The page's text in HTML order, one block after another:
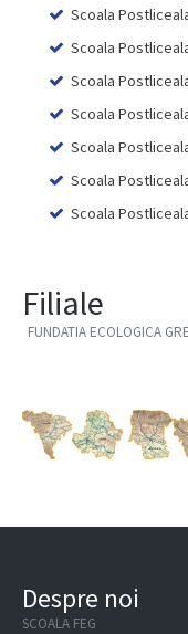
Scoala
Scoala
Scoala
Scoala
Scoala
Scoala
Scoala
Filiale
FUNDATIA ECOLOGICA
Despre noi
SCOALA FEG